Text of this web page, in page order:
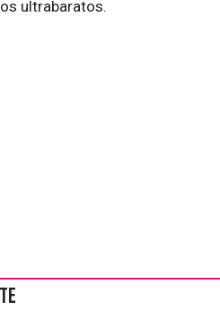
ultrabaratos.